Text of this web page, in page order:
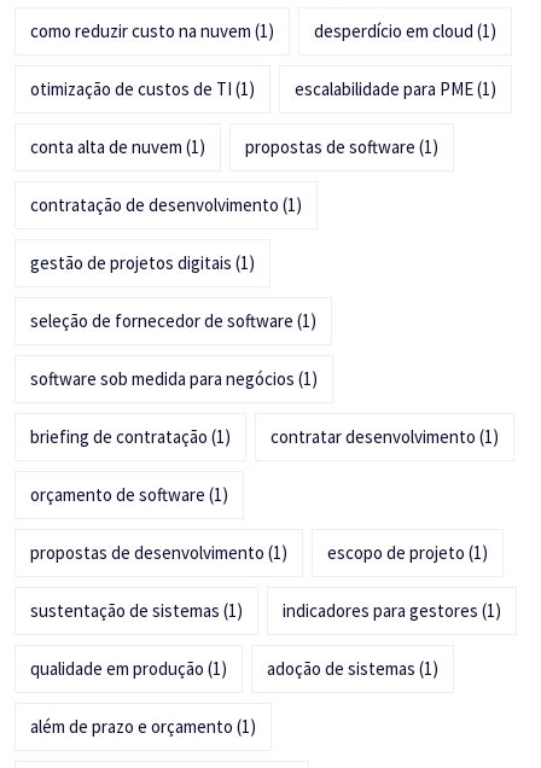
como reduzir custo na nuvem (1) desperdício em cloud (1)
otimização de custos de TI (1) escalabilidade para PME(1)
conta alta de nuvem (1) propostas de software (1)
contratação de desenvolvimento (1)
gestão de projetos digitais (1)
seleção de fornecedor de software (1)
software sob medida para negócios (1)
briefing de contratação (1) contratar desenvolvimento (1)
orçamento de software (1)
propostas de desenvolvimento (1) escopo de projeto (1)
sustentação de sistemas (1) indicadores para gestores (1)
qualidade em produção (1) adoção de sistemas (1)
além de prazo e orçamento (1)